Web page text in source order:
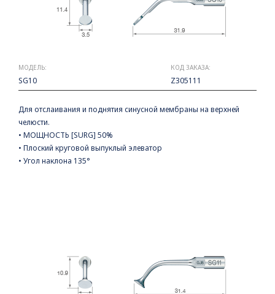
МОДЕЛЬ:
SG10
КОД ЗАКАЗА:
Z305111
Для отслаивания и поднятия синусной мембраны на верхней
челюсти.
• МОЩНОСТЬ [SURG] 50%
• Плоский круговой выпуклый элеватор
• Угол наклона 135°